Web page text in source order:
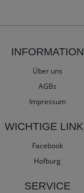
INFORMATION
Über uns
AGBs
Impressum
WICHTIGE
Facebook
Hofburg
SERVICE